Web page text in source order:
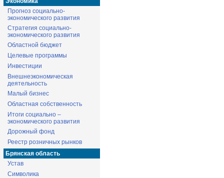
Прогноз социально-
экономического развития
Стратегия социально-
экономического развития
Областной бюджет
Целевые программы
Инвестиции
Внешнеэкономическая
деятельность
Малый бизнес
Областная собственность
Итоги социально –
экономического развития
Дорожный фонд
Реестр розничных рынков
Брянская область
Устав
Символика